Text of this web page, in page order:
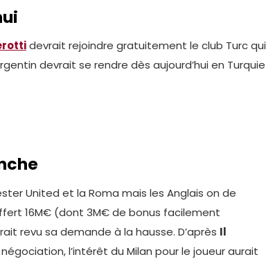
devrait rejoindre gratuitement le club Turc qui
devrait se rendre dès aujourd’hui en Turquie
United et la Roma mais les Anglais on de
16M€ (dont 3M€ de bonus facilement
revu sa demande à la hausse. D’après Il
l’intérêt du Milan pour le joueur aurait